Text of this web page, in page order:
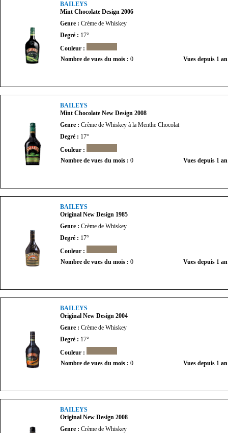
BAILEYS
Mint Chocolate Design 2006
Genre : Crème de Whiskey
Degré : 17°
Couleur :
Nombre de vues du mois : 0 Vues depuis 1
BAILEYS
Mint Chocolate New Design 2008
Genre : Crème de Whiskey à la Menthe Chocolat
Degré : 17°
Couleur :
Nombre de vues du mois : 0 Vues depuis 1
BAILEYS
Original New Design 1985
Genre : Crème de Whiskey
Degré : 17°
Couleur :
Nombre de vues du mois : 0 Vues depuis 1
BAILEYS
Original New Design 2004
Genre : Crème de Whiskey
Degré : 17°
Couleur :
Nombre de vues du mois : 0 Vues depuis 1
BAILEYS
Original New Design 2008
Genre : Crème de Whiskey